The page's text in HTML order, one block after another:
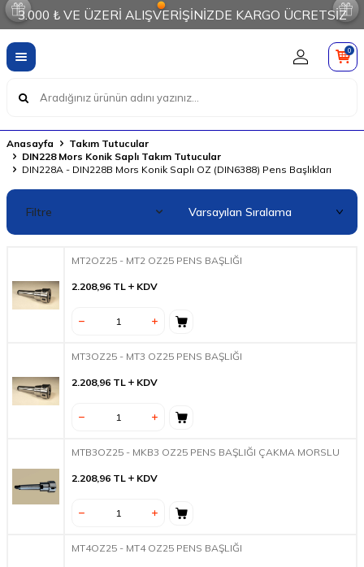
3.000 ₺ VE ÜZERİ ALIŞVERİŞİNİZDE KARGO ÜCRETSİZ
0
Anasayfa
Takım Tutucular
DIN228 Mors Konik Saplı Takım Tutucular
DIN228A - DIN228B Mors Konik Saplı OZ (DIN6388) Pens Başlıkları
Filtre
MT2OZ25 - MT2 OZ25 PENS BAŞLIĞI
2.208,96 TL KDV
MT3OZ25 - MT3 OZ25 PENS BAŞLIĞI
2.208,96 TL KDV
MTB3OZ25 - MKB3 OZ25 PENS BAŞLIĞI ÇAKMA MORSLU
2.208,96 TL KDV
MT4OZ25 - MT4 OZ25 PENS BAŞLIĞI